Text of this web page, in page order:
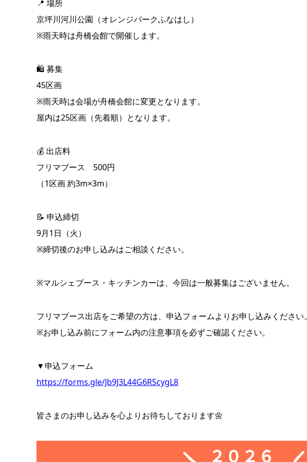
📍 場所
京坪川河川公園（オレンジパークふなはし）
※雨天時は舟橋会館で開催します。
🛍️ 募集
45区画
※雨天時は会場が舟橋会館に変更となります。
屋内は25区画（先着順）となります。
💰 出店料
フリマブース 500円
（1区画 約3m×3m）
📝 申込締切
9月1日（火）
※締切後のお申し込みはご相談ください。
※マルシェブース・キッチンカーは、今回は一般募集はございません。
フリマブース出店をご希望の方は、申込フォームよりお申し込みください。
※お申し込み前にフォーム内の注意事項を必ずご確認ください。
▼申込フォーム
https://forms.gle/Jb9J3L44G6RScygL8
皆さまのお申し込みを心よりお待ちしております🌼